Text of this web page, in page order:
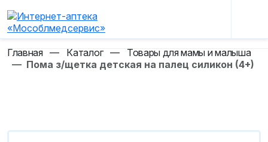
Главная — Каталог — Товары для мамы и малыша
— Пома з/щетка детская на палец силикон (4+)